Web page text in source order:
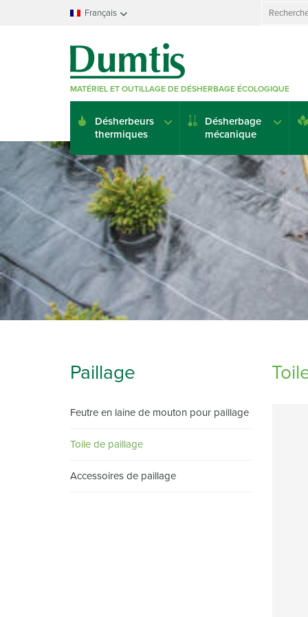
Français
Nederlands
Deutsch
English
Español
Search
MATÉRIEL ET OUTILLAGE DE DÉSHERBAGE ÉCOLOGIQUE
Désherbeurs
thermiques
Désherbage
mécanique
Paillage
Feutre en laine de mouton pour paillage
Toile de paillage
Accessoires de paillage